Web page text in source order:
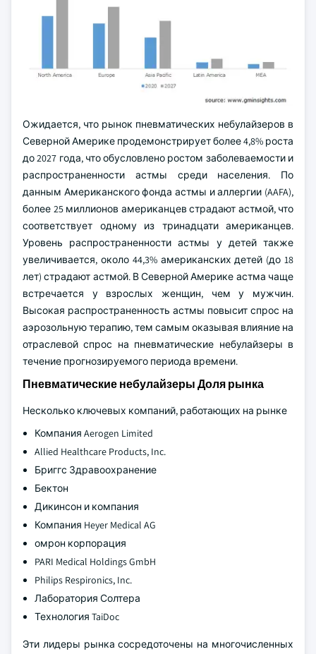
Ожидается, что рынок пневматических небулайзеров в
Северной Америке продемонстрирует более 4,8% роста
до 2027 года, что обусловлено ростом заболеваемости и
распространенности астмы среди населения. По
данным Американского фонда астмы и аллергии (AAFA),
более 25 миллионов американцев страдают астмой, что
соответствует одному из тринадцати американцев.
Уровень распространенности астмы у детей также
увеличивается, около 44,3% американских детей (до 18
лет) страдают астмой. В Северной Америке астма чаще
встречается у взрослых женщин, чем у мужчин.
Высокая распространенность астмы повысит спрос на
аэрозольную терапию, тем самым оказывая влияние на
отраслевой спрос на пневматические небулайзеры в
течение прогнозируемого периода времени.
Пневматические небулайзеры Доля рынка
Несколько ключевых компаний, работающих на рынке
Компания Aerogen Limited
Allied Healthcare Products, Inc.
Бриггс Здравоохранение
Бектон
Дикинсон и компания
Компания Heyer Medical AG
омрон корпорация
PARI Medical Holdings GmbH
Philips Respironics, Inc.
Лаборатория Солтера
Технология TaiDoc
Эти лидеры рынка сосредоточены на многочисленных